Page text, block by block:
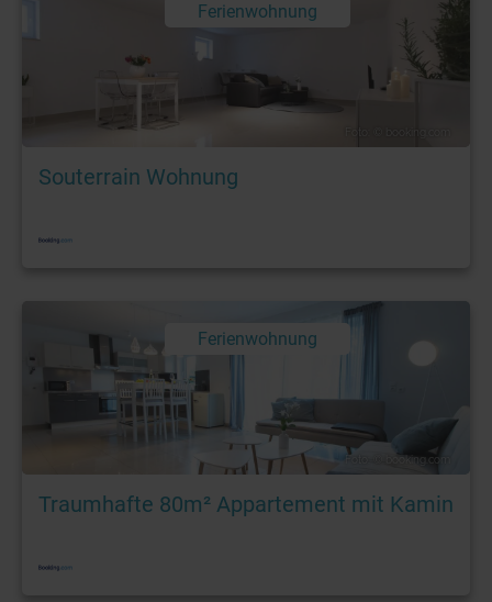
Ferienwohnung
Souterrain Wohnung
Ferienwohnung
Foto: © booking.com
Traumhafte 80m² Appartement mit Kamin